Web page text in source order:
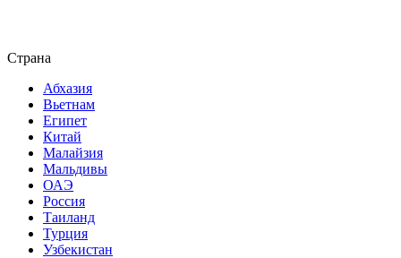
Страна
Абхазия
Вьетнам
Египет
Китай
Малайзия
Мальдивы
ОАЭ
Россия
Таиланд
Турция
Узбекистан